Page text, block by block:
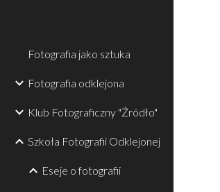
Fotografia jako sztuka
Fotografia odklejona
Klub Fotograficzny "Źródło"
Szkoła Fotografii Odklejonej
Eseje o fotografii